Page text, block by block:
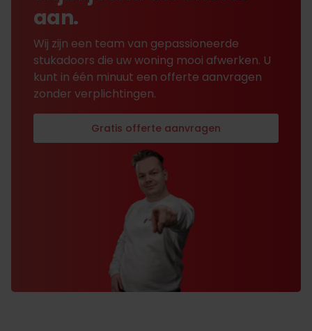
aan.
Wij zijn een team van gepassioneerde
stukadoors die uw woning mooi afwerken. U
kunt in één minuut een offerte aanvragen
zonder verplichtingen.
Gratis offerte aanvragen